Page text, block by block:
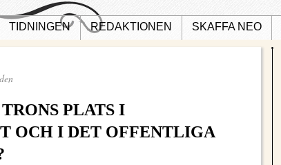
TIDNINGEN REDAKTIONEN SKAFFA NEO
PLATS I
OCH I DET OFFENTLIGA